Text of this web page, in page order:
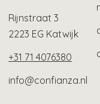
Rijnstraat 3
2223 EG Katwijk
+31 71 4076380
info@confianza.nl